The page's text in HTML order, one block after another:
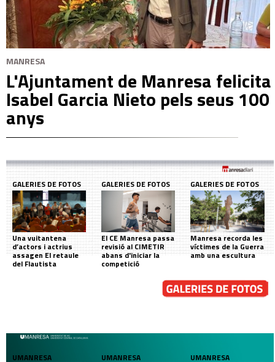
MANRESA
L'Ajuntament de Manresa felicita
Isabel Garcia Nieto pels seus 100
anys
GALERIES DE FOTOS
Una vuitantena
d’actors i actrius
assagen El retaule
del Flautista
GALERIES DE FOTOS
El CE Manresa passa
revisió al CIMETIR
abans d'iniciar la
competició
GALERIES DE FOTOS
Manresa recorda les
víctimes de la Guerra
amb una escultura
UMANRESA UMANRESA UMANRESA